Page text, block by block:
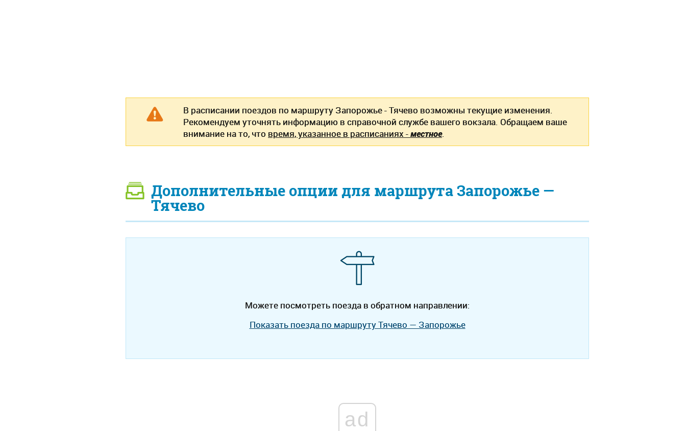
В расписании поездов по маршруту Запорожье - Тячево возможны текущие изменения.
Рекомендуем уточнять информацию в справочной службе вашего вокзала. Обращаем ваше
внимание на то, что время, указанное в расписаниях -местное.
Дополнительные опции для маршрута Запорожье —
Тячево
Можете посмотреть поезда в обратном направлении:
Показать поезда по маршруту Тячево — Запорожье
ad